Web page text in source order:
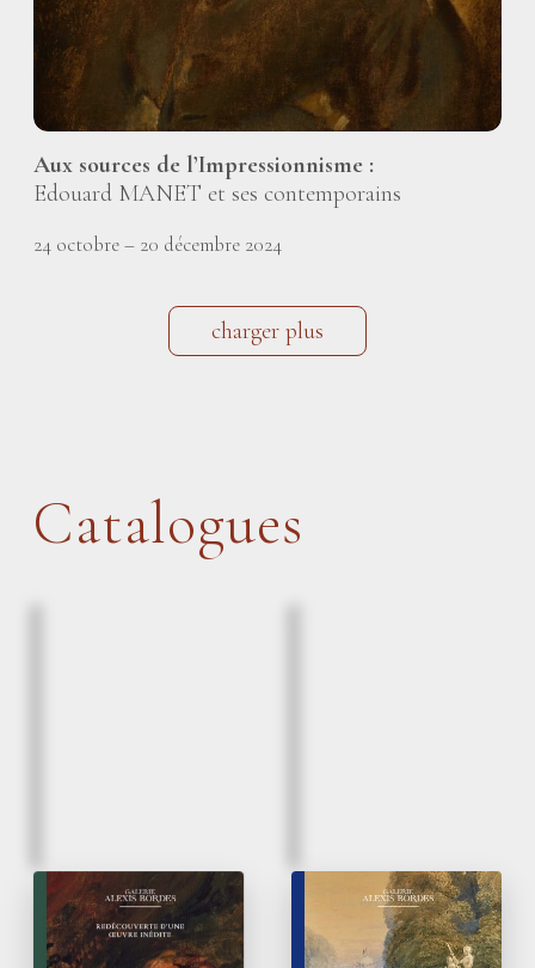
Aux sources de l’Impressionnisme :
Edouard MANET et ses contemporains
24 octobre – 20 décembre 2024
charger plus
Catalogues
Mars 2026
Eugène Delacroix |
Mars 2026
Tableaux & Dessins